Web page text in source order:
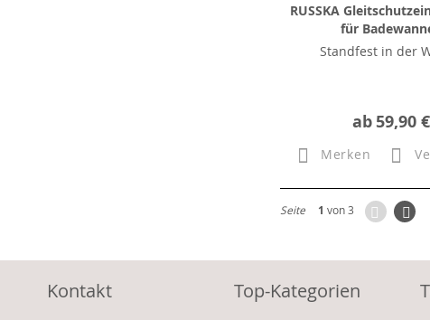
RUSSKA
für
Standfest in der
ab 59,90 €
Merken
Seite 1 von 3 Zurück
Kontakt Top-Kategorien